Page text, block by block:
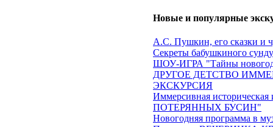
Новые и популярные
А.С. Пушкин, его сказки и
Секреты бабушкиного
ШОУ-ИГРА "Тайны
ДРУГОЕ ДЕТСТВО
ЭКСКУРСИЯ
Иммерсивная
ПОТЕРЯННЫХ БУСИН"
Новогодняя программа в